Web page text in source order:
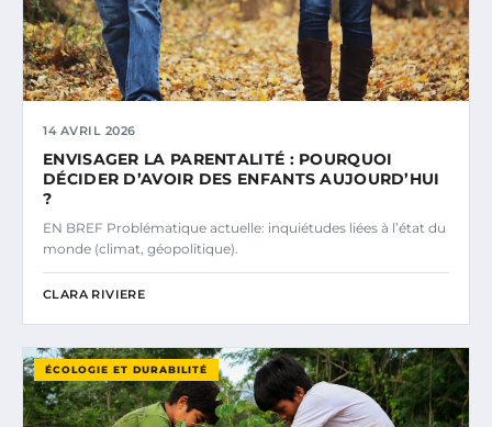
14 AVRIL 2026
ENVISAGER LA PARENTALITÉ : POURQUOI
DÉCIDER D’AVOIR DES ENFANTS AUJOURD’HUI
?
EN BREF Problématique actuelle: inquiétudes liées à l’état du
monde (climat, géopolitique).
CLARA RIVIERE
ÉCOLOGIE ET DURABILITÉ